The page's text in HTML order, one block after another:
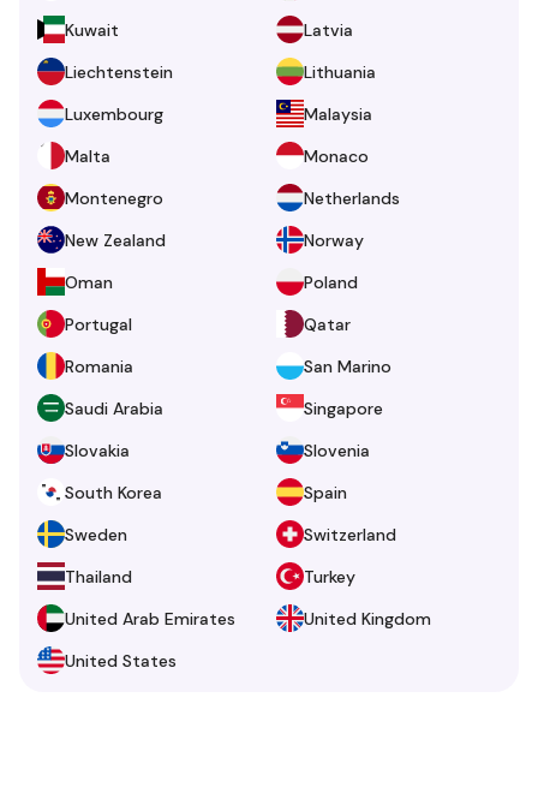
Kuwait
Latvia
Liechtenstein
Lithuania
Luxembourg
Malaysia
Malta
Monaco
Montenegro
Netherlands
New Zealand
Norway
Oman
Poland
Portugal
Qatar
Romania
San Marino
Saudi Arabia
Singapore
Slovakia
Slovenia
South Korea
Spain
Sweden
Switzerland
Thailand
Turkey
United Arab Emirates
United Kingdom
United States